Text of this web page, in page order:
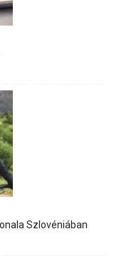
Szlovéniában